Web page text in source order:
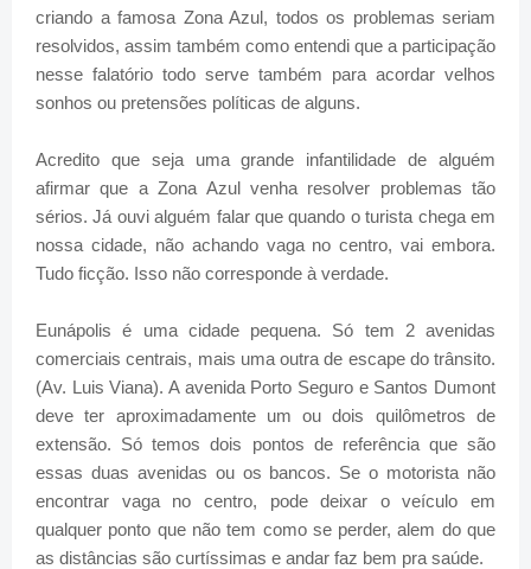
criando a famosa Zona Azul, todos os problemas seriam
resolvidos, assim também como entendi que a participação
nesse falatório todo serve também para acordar velhos
sonhos ou pretensões políticas de alguns.
Acredito que seja uma grande infantilidade de alguém
afirmar que a Zona Azul venha resolver problemas tão
sérios. Já ouvi alguém falar que quando o turista chega em
nossa cidade, não achando vaga no centro, vai embora.
Tudo ficção. Isso não corresponde à verdade.
Eunápolis é uma cidade pequena. Só tem 2 avenidas
comerciais centrais, mais uma outra de escape do trânsito.
(Av. Luis Viana). A avenida Porto Seguro e Santos Dumont
deve ter aproximadamente um ou dois quilômetros de
extensão. Só temos dois pontos de referência que são
essas duas avenidas ou os bancos. Se o motorista não
encontrar vaga no centro, pode deixar o veículo em
qualquer ponto que não tem como se perder, alem do que
as distâncias são curtíssimas e andar faz bem pra saúde.